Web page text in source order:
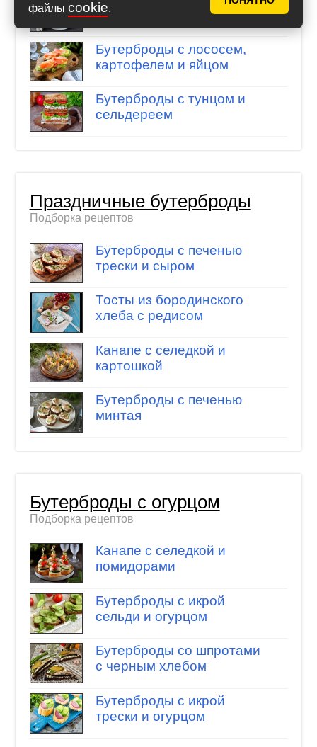
файлы cookie.
яйцом
Бутерброды с лососем,
картофелем и яйцом
Бутерброды с тунцом и
сельдереем
Праздничные бутерброды
Подборка рецептов
Бутерброды с печенью
трески и сыром
Тосты из бородинского
хлеба с редисом
Канапе с селедкой и
картошкой
Бутерброды с печенью
минтая
Бутерброды с огурцом
Подборка рецептов
Канапе с селедкой и
помидорами
Бутерброды с икрой
сельди и огурцом
Бутерброды со шпротами
с черным хлебом
Бутерброды с икрой
трески и огурцом